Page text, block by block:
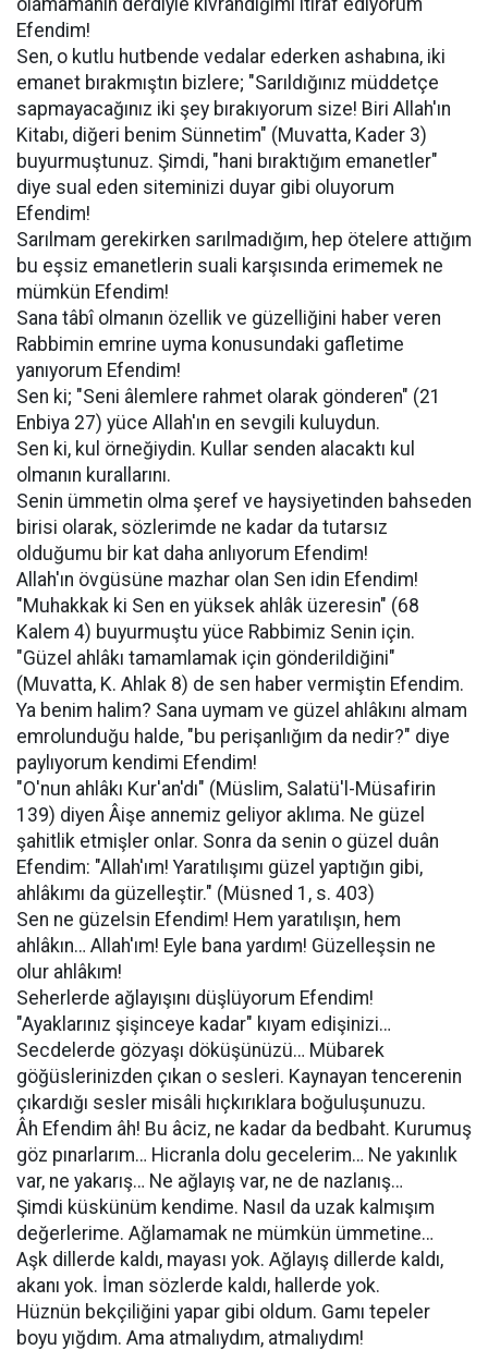
olamamanın derdiyle kıvrandığımı itiraf ediyorum
Efendim!
Sen, o kutlu hutbende vedalar ederken ashabına, iki
emanet bırakmıştın bizlere; "Sarıldığınız müddetçe
sapmayacağınız iki şey bırakıyorum size! Biri Allah'ın
Kitabı, diğeri benim Sünnetim" (Muvatta, Kader 3)
buyurmuştunuz. Şimdi, "hani bıraktığım emanetler"
diye sual eden siteminizi duyar gibi oluyorum
Efendim!
Sarılmam gerekirken sarılmadığım, hep ötelere attığım
bu eşsiz emanetlerin suali karşısında erimemek ne
mümkün Efendim!
Sana tâbî olmanın özellik ve güzelliğini haber veren
Rabbimin emrine uyma konusundaki gafletime
yanıyorum Efendim!
Sen ki; "Seni âlemlere rahmet olarak gönderen" (21
Enbiya 27) yüce Allah'ın en sevgili kuluydun.
Sen ki, kul örneğiydin. Kullar senden alacaktı kul
olmanın kurallarını.
Senin ümmetin olma şeref ve haysiyetinden bahseden
birisi olarak, sözlerimde ne kadar da tutarsız
olduğumu bir kat daha anlıyorum Efendim!
Allah'ın övgüsüne mazhar olan Sen idin Efendim!
"Muhakkak ki Sen en yüksek ahlâk üzeresin" (68
Kalem 4) buyurmuştu yüce Rabbimiz Senin için.
"Güzel ahlâkı tamamlamak için gönderildiğini"
(Muvatta, K. Ahlak 8) de sen haber vermiştin Efendim.
Ya benim halim? Sana uymam ve güzel ahlâkını almam
emrolunduğu halde, "bu perişanlığım da nedir?" diye
paylıyorum kendimi Efendim!
"O'nun ahlâkı Kur'an'dı" (Müslim, Salatü'l-Müsafirin
139) diyen Âişe annemiz geliyor aklıma. Ne güzel
şahitlik etmişler onlar. Sonra da senin o güzel duân
Efendim: "Allah'ım! Yaratılışımı güzel yaptığın gibi,
ahlâkımı da güzelleştir." (Müsned 1, s. 403)
Sen ne güzelsin Efendim! Hem yaratılışın, hem
ahlâkın… Allah'ım! Eyle bana yardım! Güzelleşsin ne
olur ahlâkım!
Seherlerde ağlayışını düşlüyorum Efendim!
"Ayaklarınız şişinceye kadar" kıyam edişinizi…
Secdelerde gözyaşı döküşünüzü… Mübarek
göğüslerinizden çıkan o sesleri. Kaynayan tencerenin
çıkardığı sesler misâli hıçkırıklara boğuluşunuzu.
Âh Efendim âh! Bu âciz, ne kadar da bedbaht. Kurumuş
göz pınarlarım… Hicranla dolu gecelerim… Ne yakınlık
var, ne yakarış… Ne ağlayış var, ne de nazlanış…
Şimdi küskünüm kendime. Nasıl da uzak kalmışım
değerlerime. Ağlamamak ne mümkün ümmetine…
Aşk dillerde kaldı, mayası yok. Ağlayış dillerde kaldı,
akanı yok. İman sözlerde kaldı, hallerde yok.
Hüznün bekçiliğini yapar gibi oldum. Gamı tepeler
boyu yığdım. Ama atmalıydım, atmalıydım!